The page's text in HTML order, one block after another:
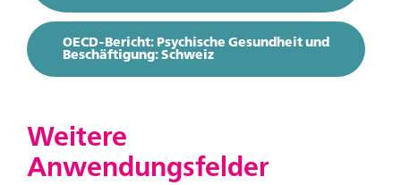
OECD-Bericht: Psychische Gesundheit und
Beschäftigung: Schweiz
Weitere
Anwendungsfelder
Sie sind noch kein Mitglied?
Werden sie Mitglied um Zugriff auf exklusive Inhalte
zu erhalten.